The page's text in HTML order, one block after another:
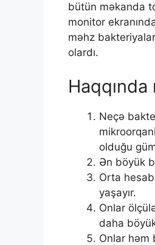
bütün məkanda
monitor
məhz
olardı.
Neçə
olduğu
Ən böyük
Orta
yaşayır.
Onlar
daha
Onlar həm